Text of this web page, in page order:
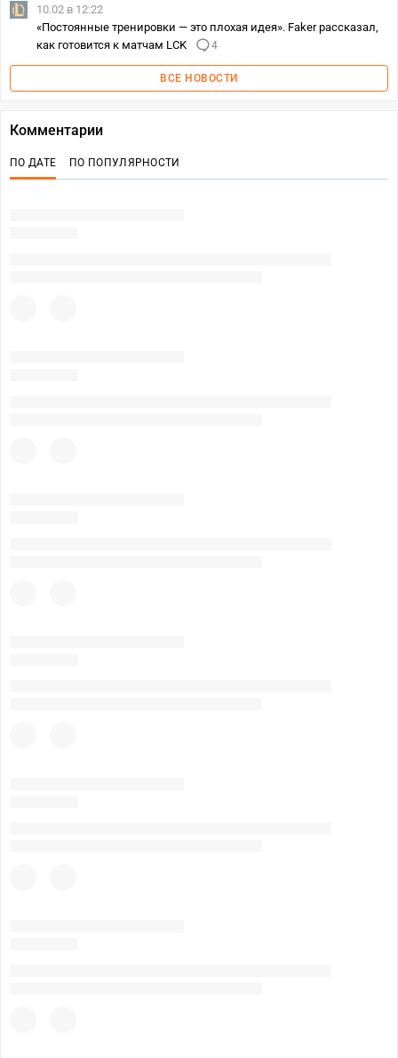
10.02 в 12:22
«Постоянные тренировки — это плохая идея». Faker рассказал,
как готовится к матчам LCK
4
ВСЕ НОВОСТИ
Комментарии
ПО ДАТЕ ПО ПОПУЛЯРНОСТИ